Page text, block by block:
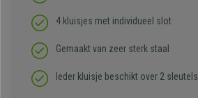
4 kluisjes met individueel slot
Gemaakt van zeer sterk staal
Ieder kluisje beschikt over 2 sleutels